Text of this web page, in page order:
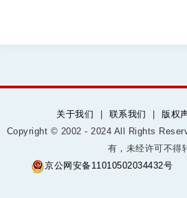
关于我们 联系我们 版权
Copyright © 2002 - 2024 All Rights
有，未经许可不得
京公网安备11010502034432号